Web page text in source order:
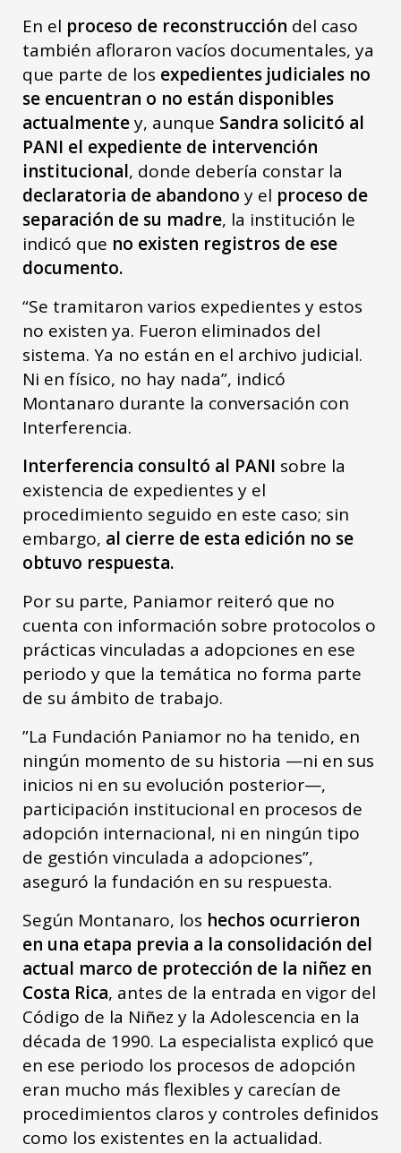
En el proceso de reconstrucción del caso
también afloraron vacíos documentales, ya
que parte de los expedientes judiciales no
se encuentran o no están disponibles
actualmentey, aunque Sandra solicitó al
PANI el expediente de intervención
institucional, donde debería constar la
declaratoria de abandono y el proceso de
separación de su madre, la institución le
indicó que no existen registros de ese
documento.
“Se tramitaron varios expedientes y estos
no existen ya. Fueron eliminados del
sistema. Ya no están en el archivo judicial.
Ni en físico, no hay nada”, indicó
Montanaro durante la conversación con
Interferencia.
Interferencia consultó al PANI sobre la
existencia de expedientes y el
procedimiento seguido en este caso; sin
embargo, al cierre de esta edición no se
obtuvo respuesta.
Por su parte, Paniamor reiteró que no
cuenta con información sobre protocolos o
prácticas vinculadas a adopciones en ese
periodo y que la temática no forma parte
de su ámbito de trabajo.
”La Fundación Paniamor no ha tenido, en
ningún momento de su historia —ni en sus
inicios ni en su evolución posterior—,
participación institucional en procesos de
adopción internacional, ni en ningún tipo
de gestión vinculada a adopciones”,
aseguró la fundación en su respuesta.
Según Montanaro, los hechos ocurrieron
en una etapa previa a la consolidación del
actual marco de protección de la niñez en
Costa Rica, antes de la entrada en vigor del
Código de la Niñez y la Adolescencia en la
década de 1990. La especialista explicó que
en ese periodo los procesos de adopción
eran mucho más flexibles y carecían de
procedimientos claros y controles definidos
como los existentes en la actualidad.